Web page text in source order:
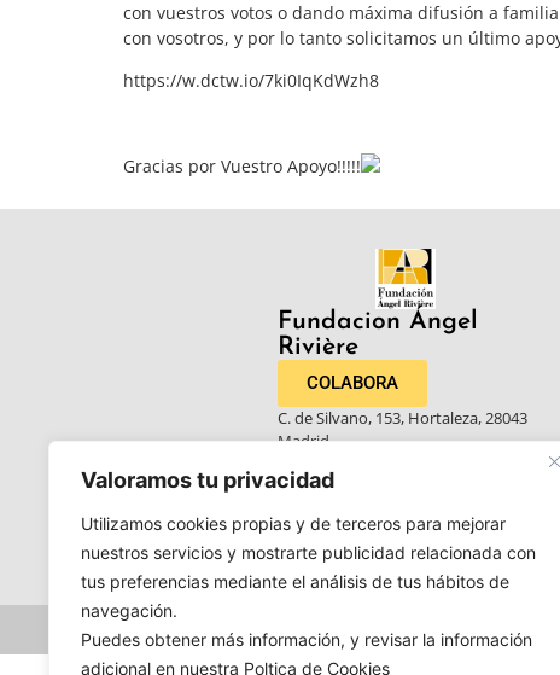
Valoramos tu privacidad
Utilizamos cookies propias y de terceros para mejorar
nuestros servicios y mostrarte publicidad relacionada con
tus preferencias mediante el análisis de tus hábitos de
navegación.
Puedes obtener más información, y revisar la información
adicional en nuestra Poltica de Cookies
con vuestros votos o dando máxima difusión a
con vosotros, y por lo tanto solicitamos un último
https://w.dctw.io/7ki0IqKdWzh8
Gracias por Vuestro Apoyo!!!!!
Fundacion Ángel
Rivière​
COLABORA
C. de Silvano, 153, Hortaleza, 28043
Madrid
913407313